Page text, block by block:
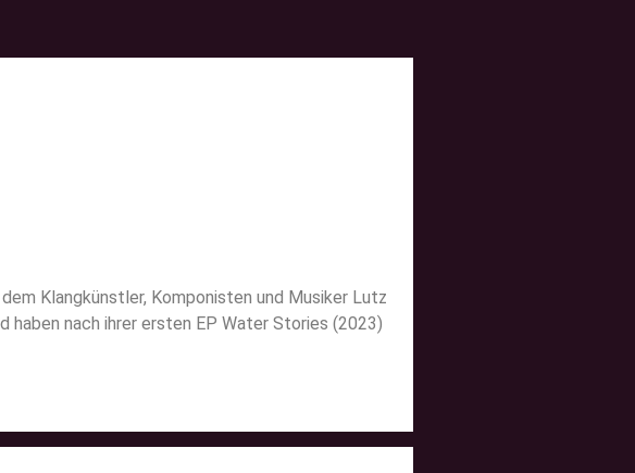
Klangkünstler, Komponisten und Musiker Lutz
nach ihrer ersten EP Water Stories (2023)